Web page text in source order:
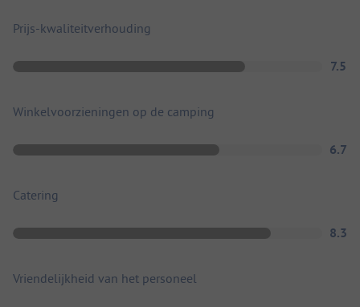
Prijs-kwaliteitverhouding
7.5
Winkelvoorzieningen op de camping
6.7
Catering
8.3
Vriendelijkheid van het personeel